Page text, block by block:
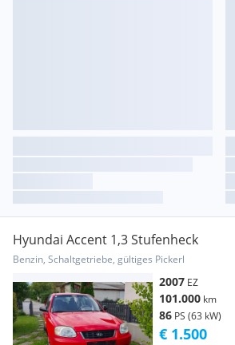
Hyundai Accent 1,3 Stufenheck
Benzin, Schaltgetriebe, gültiges Pickerl
2007 EZ
101.000 km
86 PS (63 kW)
€ 1.500